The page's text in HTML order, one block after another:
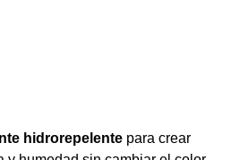
hidrorepelente para crear